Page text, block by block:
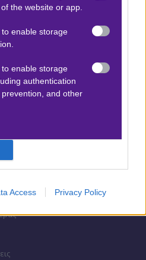
the website or app.
enable storage
enable storage
authentication
and other
Access Privacy Policy
- Stoiximan
Premier league
– Bundesliga
La liga
A
ΟΠΑΠ